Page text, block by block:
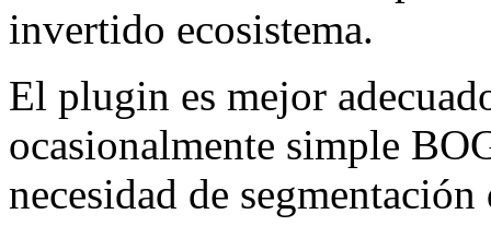
invertido ecosistema.
El plugin es mejor
ocasionalmente simple
necesidad de